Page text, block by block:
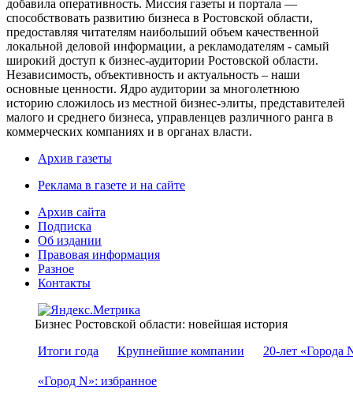
добавила оперативность. Миссия газеты и портала —
способствовать развитию бизнеса в Ростовской области,
предоставляя читателям наибольший объем качественной
локальной деловой информации, а рекламодателям - самый
широкий доступ к бизнес-аудитории Ростовской области.
Независимость, объективность и актуальность – наши
основные ценности. Ядро аудитории за многолетнюю
историю сложилось из местной бизнес-элиты, представителей
малого и среднего бизнеса, управленцев различного ранга в
коммерческих компаниях и в органах власти.
Архив газеты
Реклама в газете и на сайте
Архив сайта
Подписка
Об издании
Правовая информация
Разное
Контакты
Бизнес Ростовской области: новейшая история
Итоги года
Крупнейшие компании 20-лет «Города
«Город N»: избранное